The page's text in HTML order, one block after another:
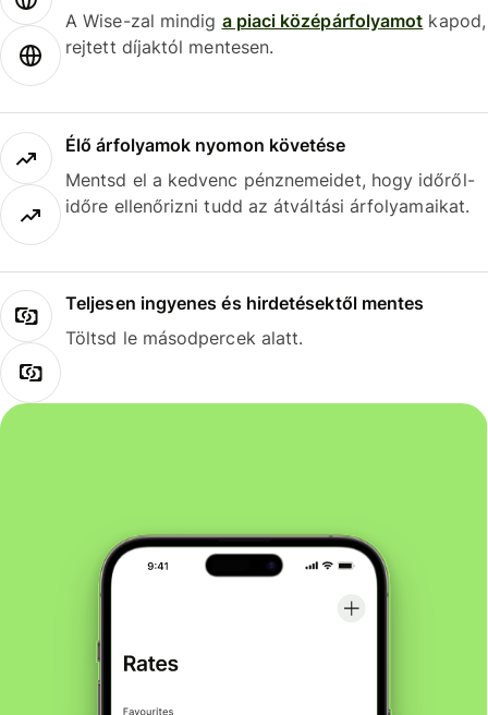
A Wise-zal mindig a piaci középárfolyamot kapod,
rejtett díjaktól mentesen.
Élő árfolyamok nyomon követése
Mentsd el a kedvenc pénznemeidet, hogy időről-
időre ellenőrizni tudd az átváltási árfolyamaikat.
Teljesen ingyenes és hirdetésektől mentes
Töltsd le másodpercek alatt.